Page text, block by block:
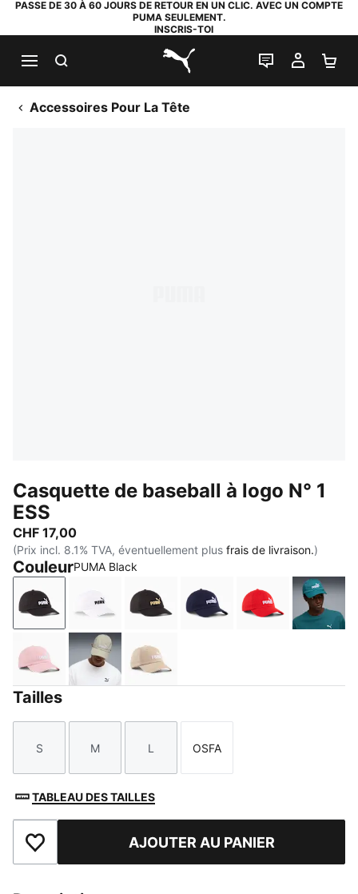
PASSE DE 30 À 60 JOURS DE RETOUR EN UN CLIC. AVEC UN COMPTE
PUMA SEULEMENT.
INSCRIS-TOI
PUMA.com
LIVE CHAT
MON
Accessoires Pour La Tête
Casquette de baseball à logo N° 1
ESS
CHF 17,00
(Prix incl. 8.1% TVA, éventuellement plus frais de livraison.)
CouleurPUMA Black
PUMA BlackPUMA WhitePUMA Black-Gold-Logo
PUMA Navy-Logo
For All Time
Rosy OutlookPebble Gray
Birch
Tailles
Taille
S
Taille
M
Taille
L
Taille
OSFA
TABLEAU DES TAILLES
Ajouter aux favorisAJOUTER AU PANIER